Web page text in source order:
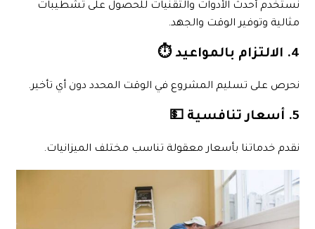
نستخدم أحدث الأدوات والتقنيات للحصول على تشطيبات
مثالية وتوفير الوقت والجهد.
4. الالتزام بالمواعيد ⏱️
نحرص على تسليم المشروع في الوقت المحدد دون أي تأخير.
5. أسعار تنافسية💵
نقدم خدماتنا بأسعار معقولة تناسب مختلف الميزانيات.